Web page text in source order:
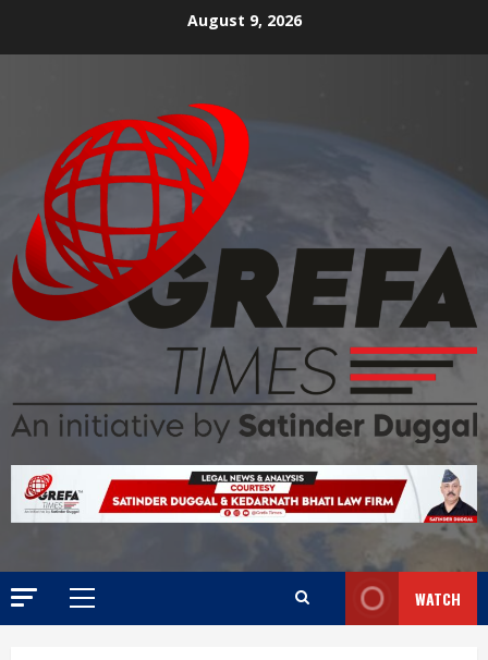
August 9, 2026
WATCH